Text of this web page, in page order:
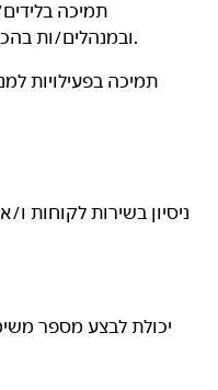
תמיכה
ובמנהלים/ות בהכשרת עובדים/ות חדשים/ות.
תמיכה בפעילויות
ניסיון בשירות לקוחות ו/
יכולת לבצע מספר